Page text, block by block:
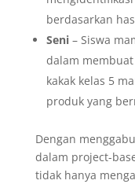
berdasarkan
Seni– Siswa
dalam
kakak kelas 5
produk yang
Dengan
dalam project-
tidak hanya